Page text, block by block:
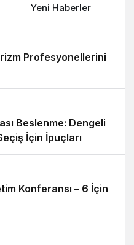
Yeni Haberler
Profesyonellerini
Beslenme: Dengeli
İçin İpuçları
Konferansı – 6 İçin